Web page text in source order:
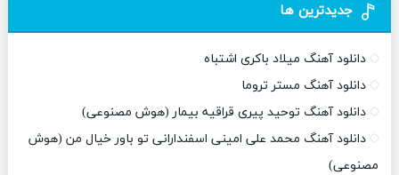
جدیدترین ها
دانلود آهنگ میلاد باکری اشتباه
دانلود آهنگ مستر تروما
دانلود آهنگ توحید پیری قراقیه بیمار (هوش مصنوعی)
دانلود آهنگ محمد علی امینی اسفندارانی تو باور خیال من (هوش
مصنوعی)